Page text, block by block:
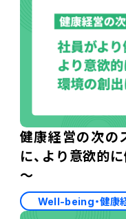
健康経営の次の
に、より意欲的
～
Well-being・健康